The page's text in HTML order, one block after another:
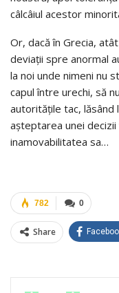
câlcâiul acestor
Or, dacă în Grecia,
deviații spre anormal
la noi unde nimeni nu
capul între urechi, să
autoritățile tac, lăsând
așteptarea unei
inamovabilitatea sa…
0
782
Share